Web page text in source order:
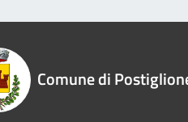
Comune di